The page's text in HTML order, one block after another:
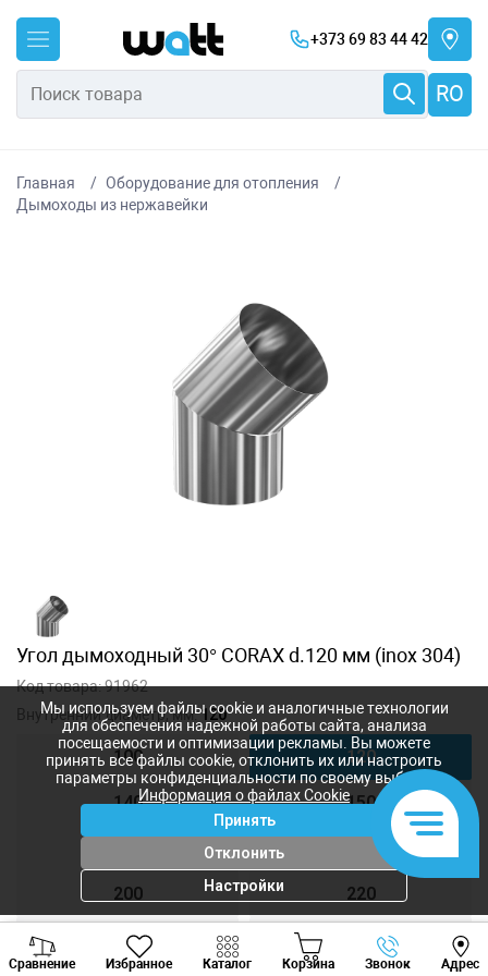
+373 69 83 44 42
RO
Главная
Оборудование для отопления
Дымоходы из нержавейки
Угол дымоходный 30° CORAX d.120 мм (inox 304)
Код товара:91962
Внутренний диаметр, мм:120
100 120
140 150
180
200 220
250
Сравнение Избранное Каталог Корзина Звонок Адрес
Viber Whatsapp
Мы используем файлы cookie и аналогичные технологии
для обеспечения надежной работы сайта, анализа
посещаемости и оптимизации рекламы. Вы можете
принять все файлы cookie, отклонить их или настроить
параметры конфиденциальности по своему выбору.
Информация о файлах Cookie
Принять
Отклонить
Настройки